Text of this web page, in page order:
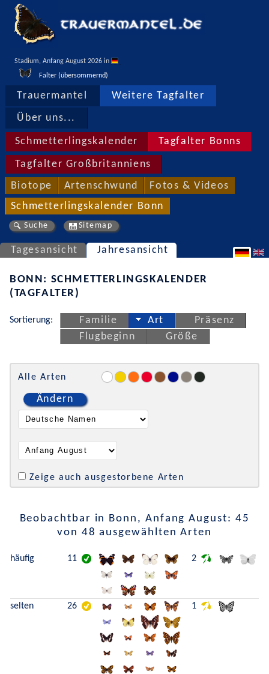
Stadium, Anfang August 2026 in
Falter (übersommernd)
Trauermantel Weitere Tagfalter
Über uns...
Schmetterlingskalender Tagfalter Bonns
Tagfalter Großbritanniens
Biotope Artenschwund Fotos & Videos
Schmetterlingskalender Bonn
Suche Sitemap
Tagesansicht Jahresansicht
BONN: SCHMETTERLINGSKALENDER
(TAGFALTER)
Sortierung: Familie Art
Präsenz
Flugbeginn
Größe
Alle Arten
Ändern
Zeige auch ausgestorbene Arten
Beobachtbar in Bonn, Anfang August: 45
von 48 ausgewählten Arten
häufig 11 2
selten 26 1